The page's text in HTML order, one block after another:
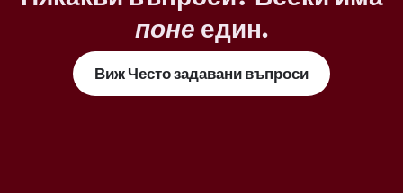
поне един.
Виж Често задавани въпроси